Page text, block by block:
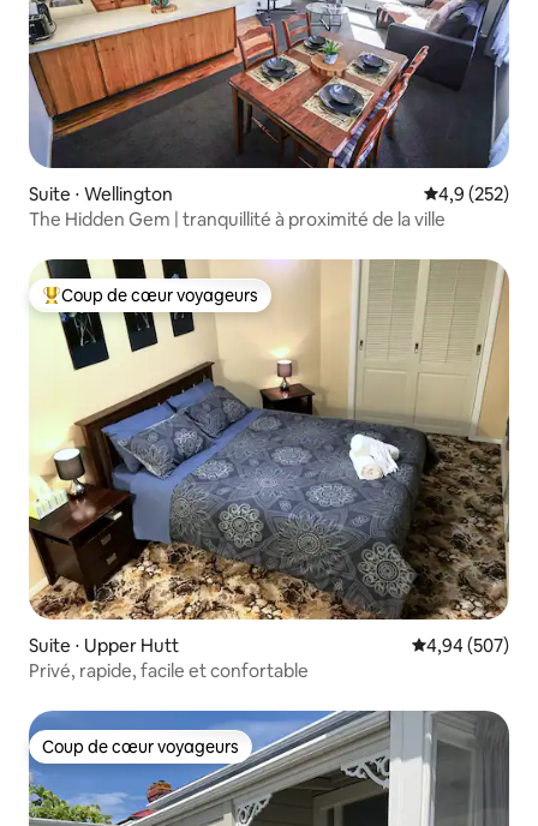
Suite ⋅ Wellington Évaluation
4,9 (252)
The Hidden Gem | tranquillité à proximité de la ville
Coups de cœur voyageurs les plus appréciés
Coup de cœur voyageurs
Suite ⋅ Upper Hutt Évaluation
4,94 (507)
Privé, rapide, facile et confortable
Coup de cœur voyageurs
Coup de cœur voyageurs